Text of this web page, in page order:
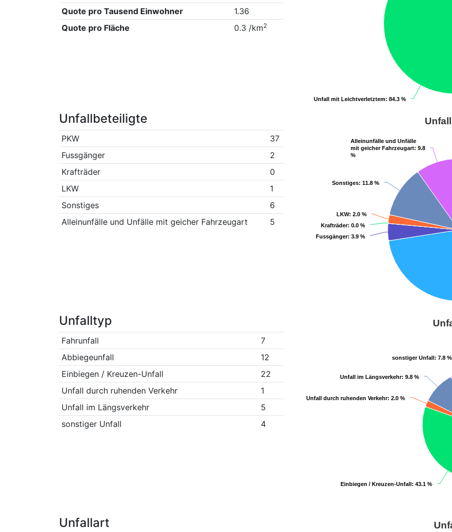
Quote pro Tausend Einwohner
1.36
Quote pro Fläche
0.3 /km2
Unfall mit Leichtverletztem: 84.3 %
Unfall mit Leichtverletztem: 84.3 %
Unfallbeteiligte
PKW
37
Fussgänger
2
Krafträder
0
LKW
1
Sonstiges
6
Alleinunfälle und Unfälle mit geicher Fahrzeugart
5
Fussgänger: 3.9 %
Fussgänger: 3.9 %
Krafträder: 0.0 %
Krafträder: 0.0 %
LKW: 2.0 %
LKW: 2.0 %
Sonstiges: 11.8 %
Sonstiges: 11.8 %
Alleinunfälle und Unfälle
mit geicher Fahrzeugart: 9.8
%
Alleinunfälle und Unfälle
mit geicher Fahrzeugart: 9.8
%
Unfalltyp
Fahrunfall
7
Abbiegeunfall
12
Einbiegen / Kreuzen-Unfall
22
Unfall durch ruhenden Verkehr
1
Unfall im Längsverkehr
5
sonstiger Unfall
4
Einbiegen / Kreuzen-Unfall: 43.1 %
Einbiegen / Kreuzen-Unfall: 43.1 %
Unfall durch ruhenden Verkehr: 2.0 %
Unfall durch ruhenden Verkehr: 2.0 %
Unfall im Längsverkehr: 9.8 %
Unfall im Längsverkehr: 9.8 %
sonstiger Unfall: 7.8 %
sonstiger Unfall: 7.8 %
Unfallart